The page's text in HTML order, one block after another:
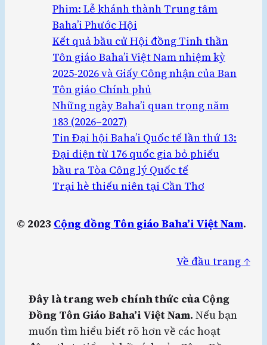
Phim: Lễ khánh thành Trung tâm
Baha’i Phước Hội
Kết quả bầu cử Hội đồng Tinh thần
Tôn giáo Baha’i Việt Nam nhiệm kỳ
2025-2026 và Giấy Công nhận của Ban
Tôn giáo Chính phủ
Những ngày Baha’i quan trọng năm
183 (2026–2027)
Tin Đại hội Baha’i Quốc tế lần thứ 13:
Đại diện từ 176 quốc gia bỏ phiếu
bầu ra Tòa Công lý Quốc tế
Trại hè thiếu niên tại Cần Thơ
© 2023 Cộng đồng Tôn giáo Baha’i Việt Nam.
Về đầu trang ↑
Đây là trang web chính thức của Cộng
Đồng Tôn Giáo Baha’i Việt Nam. Nếu bạn
muốn tìm hiểu biết rõ hơn về các hoạt